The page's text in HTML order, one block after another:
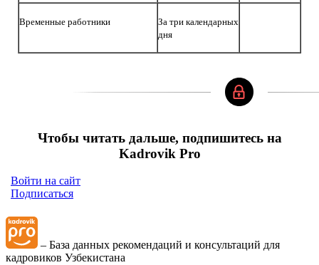
Временные работники
За три календарных
дня
Чтобы читать дальше, подпишитесь на
Kadrovik Pro
Войти на сайт
Подписаться
– База данных рекомендаций и консультаций для
кадровиков Узбекистана